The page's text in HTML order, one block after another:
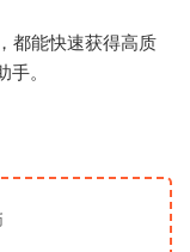
都能快速获得高质
。